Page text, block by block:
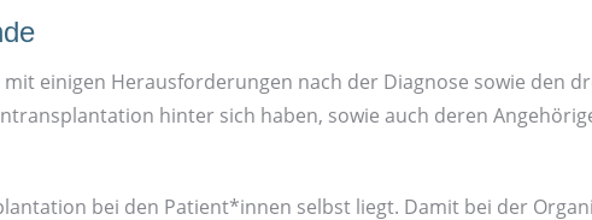
einigen Heraus­forderungen nach der Diagnose sowie den
hinter sich haben, sowie auch deren
bei den Patient*innen selbst liegt. Damit bei der